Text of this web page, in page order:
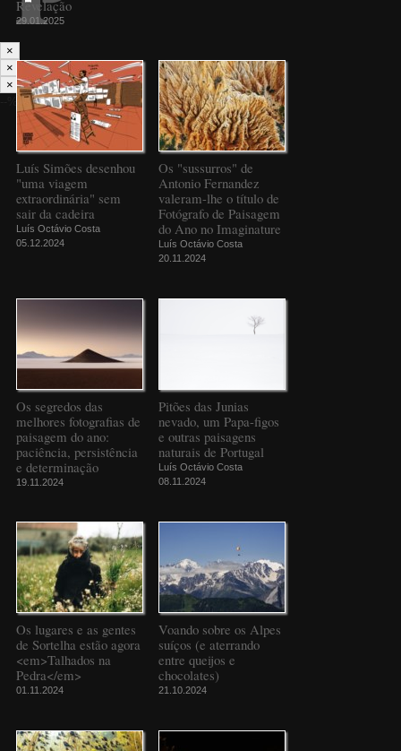
Revelação
29.01.2025
Luís Simões desenhou
"uma viagem
extraordinária" sem
sair da cadeira
Luís Octávio Costa
05.12.2024
Os "sussurros" de
Antonio Fernandez
valeram-lhe o título de
Fotógrafo de Paisagem
do Ano no Imaginature
Luís Octávio Costa
20.11.2024
Os segredos das
melhores fotografias de
paisagem do ano:
paciência, persistência
e determinação
19.11.2024
Pitões das Junias
nevado, um Papa-figos
e outras paisagens
naturais de Portugal
Luís Octávio Costa
08.11.2024
Os lugares e as gentes
de Sortelha estão agora
<em>Talhados na
Pedra</em>
01.11.2024
Voando sobre os Alpes
suíços (e aterrando
entre queijos e
chocolates)
21.10.2024
×
×
×
--%>